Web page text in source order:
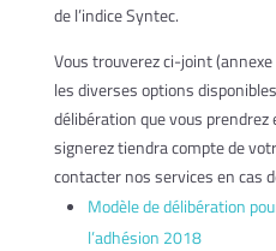
de l’indice Syntec.
Vous trouverez ci-joint
les diverses options
délibération que vous
signerez tiendra compte de
contacter nos services en cas
Modèle de délibération
l’adhésion 2018